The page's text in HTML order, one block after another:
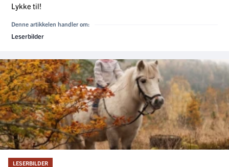
Lykke til!
Denne artikkelen handler om:
Leserbilder
LESERBILDER